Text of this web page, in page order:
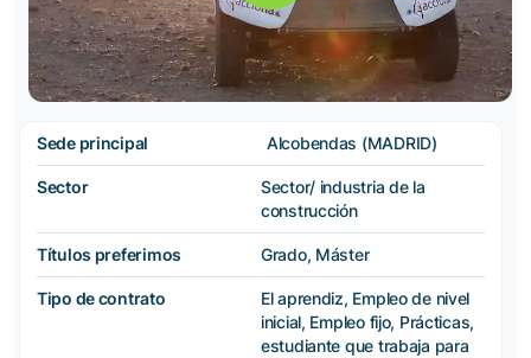
Sede principal Alcobendas (MADRID)
Sector
Sector/ industria de la
construcción
Títulos preferimos Grado, Máster
Tipo de contrato
El aprendiz, Empleo de nivel
inicial, Empleo fijo, Prácticas,
estudiante que trabaja para